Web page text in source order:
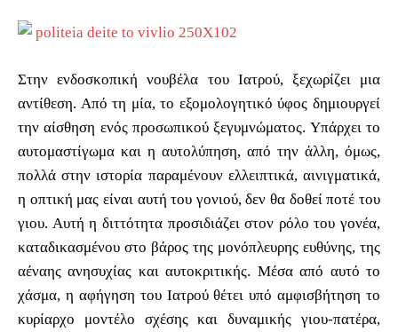
Στην ενδοσκοπική νουβέλα του Ιατρού, ξεχωρίζει μια
αντίθεση. Από τη μία, το εξομολογητικό ύφος δημιουργεί
την αίσθηση ενός προσωπικού ξεγυμνώματος. Υπάρχει το
αυτομαστίγωμα και η αυτολύπηση, από την άλλη, όμως,
πολλά στην ιστορία παραμένουν ελλειπτικά, αινιγματικά,
η οπτική μας είναι αυτή του γονιού, δεν θα δοθεί ποτέ του
γιου. Αυτή η διττότητα προσιδιάζει στον ρόλο του γονέα,
καταδικασμένου στο βάρος της μονόπλευρης ευθύνης, της
αέναης ανησυχίας και αυτοκριτικής. Μέσα από αυτό το
χάσμα, η αφήγηση του Ιατρού θέτει υπό αμφισβήτηση το
κυρίαρχο μοντέλο σχέσης και δυναμικής γιου-πατέρα,